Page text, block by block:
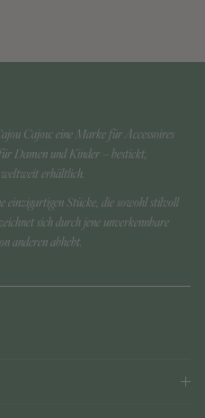
Cajou: eine Marke für Accessoires
Damen und Kinder – bestickt,
erhältlich.
einzigartigen Stücke, die sowohl stilvoll
sich durch jene unverkennbare
anderen abhebt.